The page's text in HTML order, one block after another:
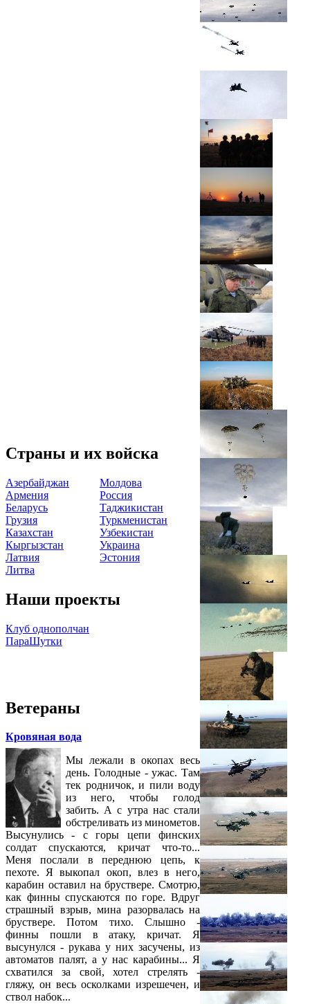
Страны и их войска
Азербайджан
Армения
Беларусь
Грузия
Казахстан
Кыргызстан
Латвия
Литва
Молдова
Россия
Таджикистан
Туркменистан
Узбекистан
Украина
Эстония
Наши проекты
Клуб однополчан
ПараШутки
Ветераны
Кровяная вода
Мы лежали в окопах весь
день. Голодные - ужас. Там
тек родничок, и пили воду
из него, чтобы голод
забить. А с утра нас стали
обстреливать из минометов.
Высунулись - с горы цепи финских
солдат спускаются, кричат что-то...
Меня послали в переднюю цепь, к
пехоте. Я выкопал окоп, влез в него,
карабин оставил на бруствере. Смотрю,
как финны спускаются по горе. Вдруг
страшный взрыв, мина разорвалась на
бруствере. Потом тихо. Слышно -
финны пошли в атаку, кричат. Я
высунулся - рукава у них засучены, из
автоматов палят, а у нас карабины... Я
схватился за свой, хотел стрелять -
гляжу, он весь осколками изрешечен, и
ствол набок...